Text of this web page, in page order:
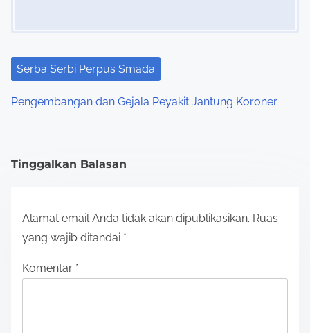
Serba Serbi Perpus Smada
Pengembangan dan Gejala Peyakit Jantung Koroner
Tinggalkan Balasan
Alamat email Anda tidak akan dipublikasikan. Ruas
yang wajib ditandai *
Komentar *